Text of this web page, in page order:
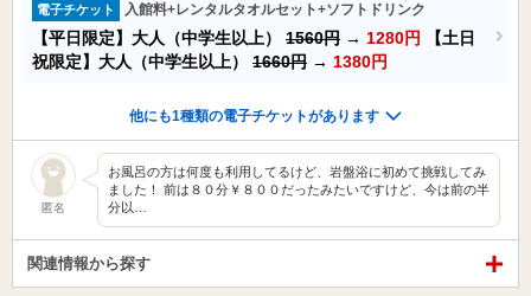
電子チケット 入館料+レンタルタオルセット+ソフトドリンク
【平日限定】大人（中学生以上） 1560円 → 1280円
【土日
祝限定】大人（中学生以上） 1660円 → 1380円
他にも1種類の電子チケットがあります
匿名
お風呂の方は何度も利用してるけど、岩盤浴に初めて挑戦してみ
ました！ 前は８０分￥８００だったみたいですけど、今は前の半
分以…
関連情報から探す